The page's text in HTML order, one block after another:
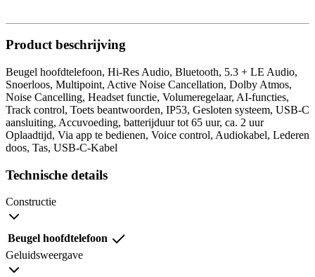
Product beschrijving
Beugel hoofdtelefoon, Hi-Res Audio, Bluetooth, 5.3 + LE Audio,
Snoerloos, Multipoint, Active Noise Cancellation, Dolby Atmos,
Noise Cancelling, Headset functie, Volumeregelaar, AI-functies,
Track control, Toets beantwoorden, IP53, Gesloten systeem, USB-C
aansluiting, Accuvoeding, batterijduur tot 65 uur, ca. 2 uur
Oplaadtijd, Via app te bedienen, Voice control, Audiokabel, Lederen
doos, Tas, USB-C-Kabel
Technische details
Constructie
Beugel hoofdtelefoon
Geluidsweergave